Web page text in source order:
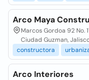
Arco Maya
Marcos Gordoa 92 No.
Ciudad Guzman,
constructora
Arco Interiores